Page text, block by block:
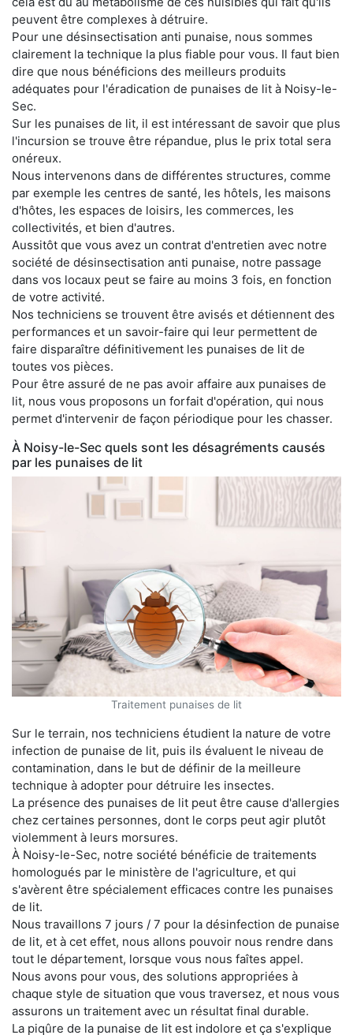
peuvent être complexes à détruire.
Pour une désinsectisation anti punaise, nous sommes
clairement la technique la plus fiable pour vous. Il faut bien
dire que nous bénéficions des meilleurs produits
adéquates pour l'éradication de punaises de lit à Noisy-le-
Sec.
Sur les punaises de lit, il est intéressant de savoir que plus
l'incursion se trouve être répandue, plus le prix total sera
onéreux.
Nous intervenons dans de différentes structures, comme
par exemple les centres de santé, les hôtels, les maisons
d'hôtes, les espaces de loisirs, les commerces, les
collectivités, et bien d'autres.
Aussitôt que vous avez un contrat d'entretien avec notre
société de désinsectisation anti punaise, notre passage
dans vos locaux peut se faire au moins 3 fois, en fonction
de votre activité.
Nos techniciens se trouvent être avisés et détiennent des
performances et un savoir-faire qui leur permettent de
faire disparaître définitivement les punaises de lit de
toutes vos pièces.
Pour être assuré de ne pas avoir affaire aux punaises de
lit, nous vous proposons un forfait d'opération, qui nous
permet d'intervenir de façon périodique pour les chasser.
À Noisy-le-Sec quels sont les désagréments causés
par les punaises de lit
Traitement punaises de lit
Sur le terrain, nos techniciens étudient la nature de votre
infection de punaise de lit, puis ils évaluent le niveau de
contamination, dans le but de définir de la meilleure
technique à adopter pour détruire les insectes.
La présence des punaises de lit peut être cause d'allergies
chez certaines personnes, dont le corps peut agir plutôt
violemment à leurs morsures.
À Noisy-le-Sec, notre société bénéficie de traitements
homologués par le ministère de l'agriculture, et qui
s'avèrent être spécialement efficaces contre les punaises
de lit.
Nous travaillons 7 jours / 7 pour la désinfection de punaise
de lit, et à cet effet, nous allons pouvoir nous rendre dans
tout le département, lorsque vous nous faîtes appel.
Nous avons pour vous, des solutions appropriées à
chaque style de situation que vous traversez, et nous vous
assurons un traitement avec un résultat final durable.
La piqûre de la punaise de lit est indolore et ça s'explique